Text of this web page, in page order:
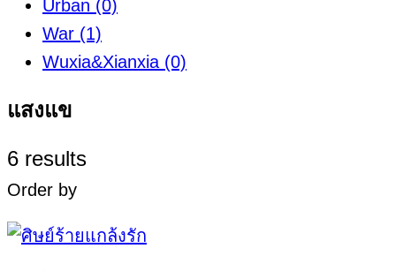
Urban (0)
War (1)
Wuxia&Xianxia (0)
แสงแข
6 results
Order by